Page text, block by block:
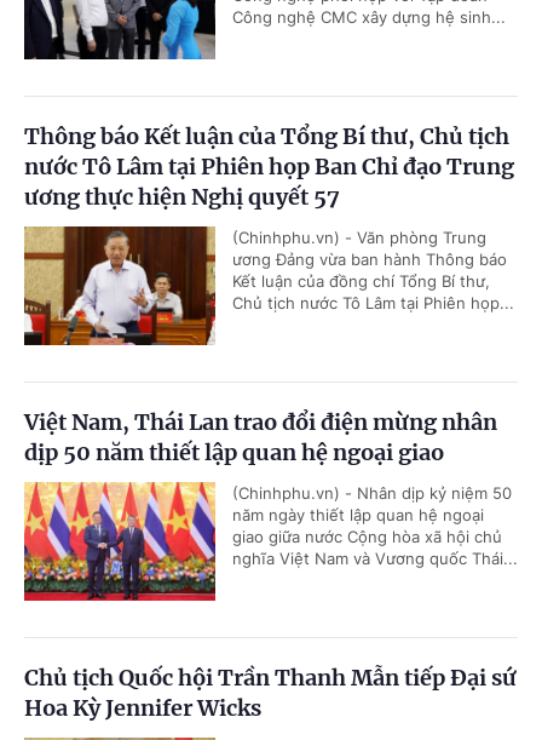
Công nghệ CMC xây dựng hệ sinh...
Thông báo Kết luận của Tổng Bí thư, Chủ tịch
nước Tô Lâm tại Phiên họp Ban Chỉ đạo Trung
ương thực hiện Nghị quyết 57
(Chinhphu.vn) - Văn phòng Trung
ương Đảng vừa ban hành Thông báo
Kết luận của đồng chí Tổng Bí thư,
Chủ tịch nước Tô Lâm tại Phiên họp...
Việt Nam, Thái Lan trao đổi điện mừng nhân
dịp 50 năm thiết lập quan hệ ngoại giao
(Chinhphu.vn) - Nhân dịp kỷ niệm 50
năm ngày thiết lập quan hệ ngoại
giao giữa nước Cộng hòa xã hội chủ
nghĩa Việt Nam và Vương quốc Thái...
Chủ tịch Quốc hội Trần Thanh Mẫn tiếp Đại sứ
Hoa Kỳ Jennifer Wicks